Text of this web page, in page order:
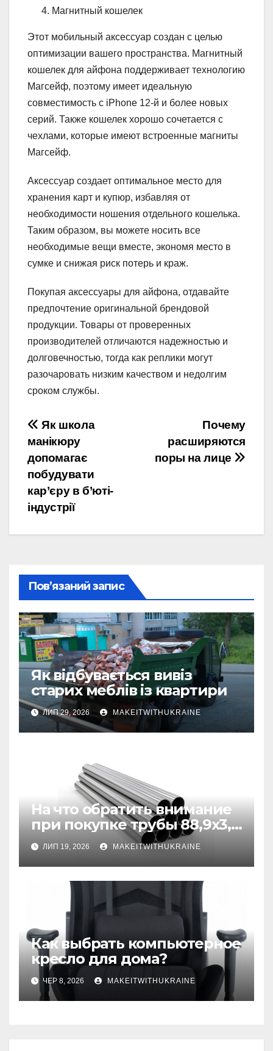
Магнитный кошелек
Этот мобильный аксессуар создан с целью
оптимизации вашего пространства. Магнитный
кошелек для айфона поддерживает технологию
Магсейф, поэтому имеет идеальную
совместимость с iPhone 12-й и более новых
серий. Также кошелек хорошо сочетается с
чехлами, которые имеют встроенные магниты
Магсейф.
Аксессуар создает оптимальное место для
хранения карт и купюр, избавляя от
необходимости ношения отдельного кошелька.
Таким образом, вы можете носить все
необходимые вещи вместе, экономя место в
сумке и снижая риск потерь и краж.
Покупая аксессуары для айфона, отдавайте
предпочтение оригинальной брендовой
продукции. Товары от проверенных
производителей отличаются надежностью и
долговечностью, тогда как реплики могут
разочаровать низким качеством и недолгим
сроком службы.
Навігація
записів
Почему
расширяются
поры на лице
Як школа
манікюру
допомагає
побудувати
кар’єру в б’юті-
індустрії
Пов’язаний запис
Як відбувається вивіз
старих меблів із квартири
ЛИП 29, 2026 MAKEITWITHUKRAINE
На что обратить внимание
при покупке трубы 88,9х3,2
бесшовной
ЛИП 19, 2026 MAKEITWITHUKRAINE
Как выбрать компьютерное
кресло для дома?
ЧЕР 8, 2026 MAKEITWITHUKRAINE